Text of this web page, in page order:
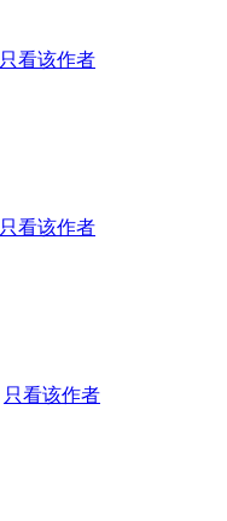
只看该作者
只看该作者
只看该作者